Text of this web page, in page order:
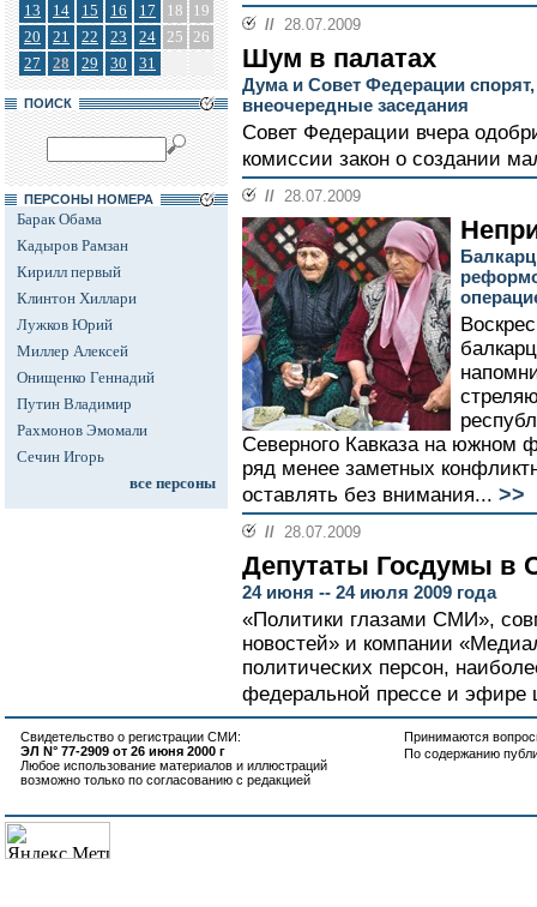
13
14 15 16 17 18
19
20
21 22 23 24 25 26
27
28 29 30 31
ПОИСК
ПЕРСОНЫ НОМЕРА
Барак Обама
Кадыров Рамзан
Кирилл первый
Клинтон Хиллари
Лужков Юрий
Миллер Алексей
Онищенко Геннадий
Путин Владимир
Рахмонов Эмомали
Сечин Игорь
все персоны
// 28.07.2009
Шум в палатах
Дума и Совет Федерации
внеочередные заседания
Совет Федерации вчера
комиссии закон о создании
// 28.07.2009
Северного Кавказа на южном
ряд менее заметных
оставлять без внимания... >>
// 28.07.2009
Депутаты Госдумы в
24 июня -- 24 июля 2009 года
«Политики глазами СМИ»,
новостей» и компании
политических персон,
федеральной прессе и эфире
Свидетельство о регистрации СМИ:
ЭЛ N° 77-2909 от 26 июня 2000 г
Любое использование материалов и иллюстраций
возможно только по согласованию с редакцией
Принимаются
По содержанию